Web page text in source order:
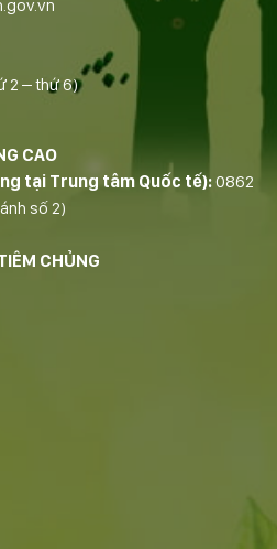
2 – thứ 6)
CAO
tại Trung tâm Quốc tế):0862
số 2)
CHỦNG